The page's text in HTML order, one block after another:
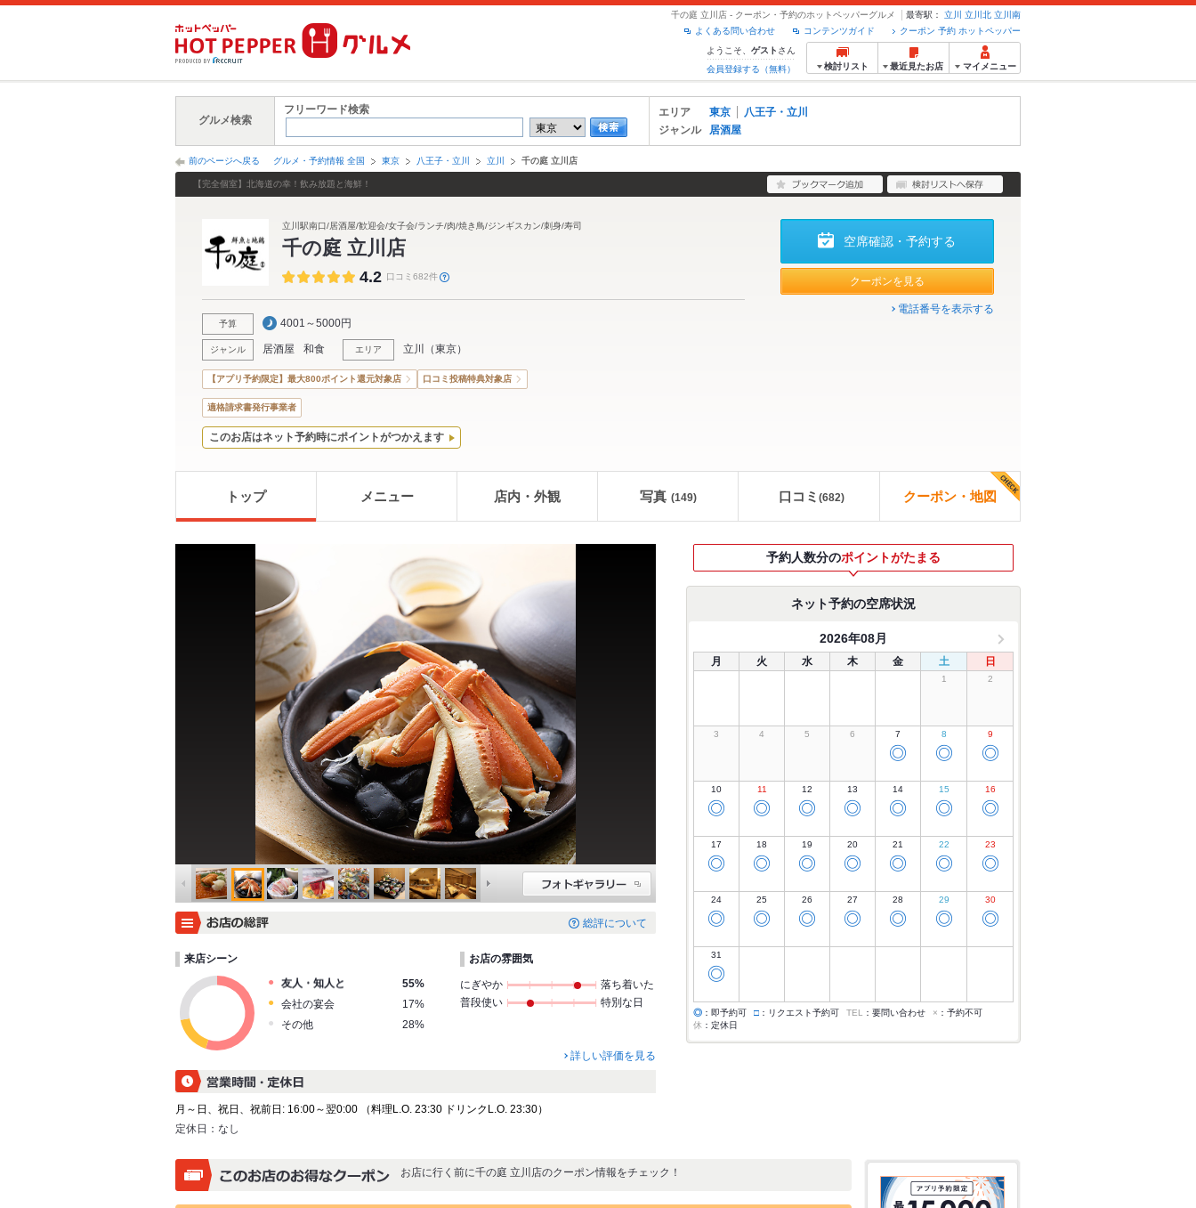
千の庭 立川店 - クーポン・予約のホットペッパーグルメ 最寄駅： 立川 立川北 立川南
クーポン 予約 ホットペッパー
コンテンツガイド
よくある問い合わせ
ようこそ、 ゲスト さん
会員登録する（無料）
検討リスト 最近見たお店 マイメニュー
グルメ検索
フリーワード検索 エリア 東京
八王子・立川
ジャンル
居酒屋
前のページへ戻る グルメ・予約情報 全国 東京 八王子・立川 立川 千の庭 立川店
【完全個室】北海道の幸！飲み放題と海鮮！
立川駅南口/居酒屋/歓迎会/女子会/ランチ/肉/焼き鳥/ジンギスカン/刺身/寿司
千の庭 立川店
4.2 口コミ682件
予算 4001～5000円
ジャンル 居酒屋 和食 エリア 立川 （東京）
空席確認・予約する
クーポンを見る
電話番号を表示する
【アプリ予約限定】最大800ポイント還元対象店 口コミ投稿特典対象店
適格請求書発行事業者
このお店はネット予約時にポイントがつかえます
トップ メニュー 店内・外観 写真 (149) 口コミ (682) クーポン・地図
総評について
来店シーン
友人・知人と
55%
会社の宴会
17%
その他
28%
お店の雰囲気
にぎやか
落ち着いた
普段使い
特別な日
詳しい評価を見る
月～日、祝日、祝前日: 16:00～翌0:00 （料理L.O. 23:30 ドリンクL.O. 23:30）
定休日： なし
予約人数分のポイントがたまる
ネット予約の空席状況
2026年08月
月 火 水 木 金 土 日
1 2
3 4 5 6 7
◎
8
◎
9
◎
10
◎
11
◎
12
◎
13
◎
14
◎
15
◎
16
◎
17
◎
18
◎
19
◎
20
◎
21
◎
22
◎
23
◎
24
◎
25
◎
26
◎
27
◎
28
◎
29
◎
30
◎
31
◎
◎ ：即予約可 □ ：リクエスト予約可 TEL ：要問い合わせ × ：予約不可
休 ：定休日
お店に行く前に千の庭 立川店のクーポン情報をチェック！